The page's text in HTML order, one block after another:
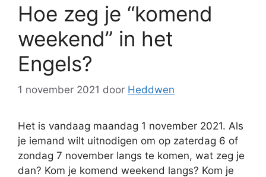
Hoe zeg je “komend
weekend” in het
Engels?
1 november 2021 door Heddwen
Het is vandaag maandag 1 november 2021. Als
je iemand wilt uitnodigen om op zaterdag 6 of
zondag 7 november langs te komen, wat zeg je
dan? Kom je komend weekend langs? Kom je